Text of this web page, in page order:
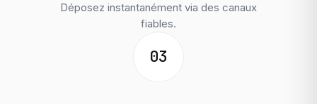
Déposez instantanément via des canaux
fiables.
03